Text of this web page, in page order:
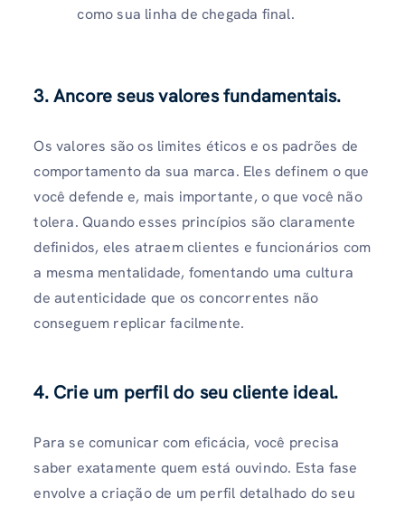
como sua linha de chegada final.
3. Ancore seus valores fundamentais.
Os valores são os limites éticos e os padrões de
comportamento da sua marca. Eles definem o que
você defende e, mais importante, o que você não
tolera. Quando esses princípios são claramente
definidos, eles atraem clientes e funcionários com
a mesma mentalidade, fomentando uma cultura
de autenticidade que os concorrentes não
conseguem replicar facilmente.
4. Crie um perfil do seu cliente ideal.
Para se comunicar com eficácia, você precisa
saber exatamente quem está ouvindo. Esta fase
envolve a criação de um perfil detalhado do seu